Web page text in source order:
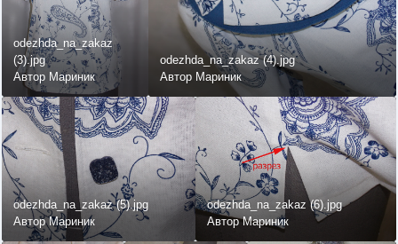
odezhda_na_zakaz
(3).jpg
Автор Мариник
odezhda_na_zakaz (4).jpg
Автор Мариник
odezhda_na_zakaz (5).jpg
Автор Мариник
odezhda_na_zakaz (6).jpg
Автор Мариник